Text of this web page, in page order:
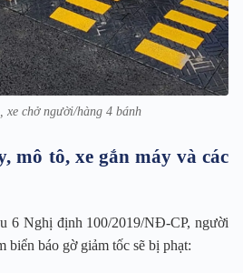
chở người/hàng 4 bánh
mô tô, xe gắn máy và các
6 Nghị định 100/2019/NĐ-CP, người
biển báo gờ giảm tốc sẽ bị phạt: